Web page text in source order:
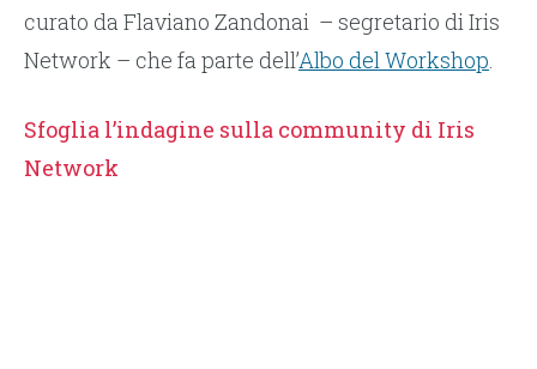
curato da Flaviano Zandonai – segretario di Iris
Network – che fa parte dell’Albo del Workshop.
Sfoglia l’indagine sulla community di Iris
Network